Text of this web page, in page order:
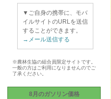
▼ご自身の携帯に、モバ
イルサイトのURLを送信
することができます。
→メール送信する
※農林生協の組合員限定サイトです。
一般の方はご利用になりませんのでご
了承ください。
8月のガソリン価格